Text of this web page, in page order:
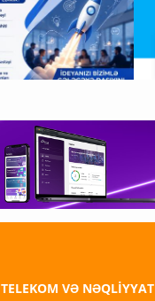
TELEKOM VƏ NƏQLİYYAT